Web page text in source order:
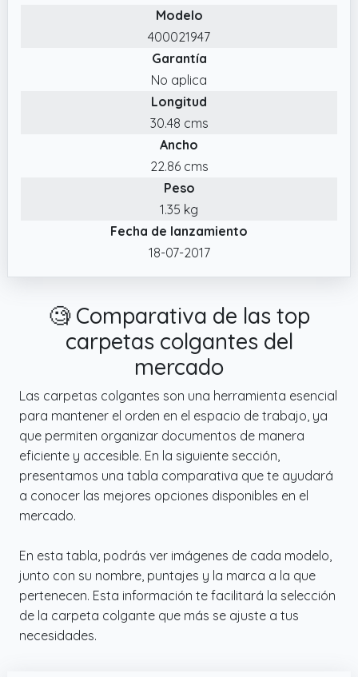
Modelo
400021947
Garantía
No aplica
Longitud
30.48 cms
Ancho
22.86 cms
Peso
1.35 kg
Fecha de lanzamiento
18-07-2017
🧐 Comparativa de las top
carpetas colgantes del
mercado
Las carpetas colgantes son una herramienta esencial
para mantener el orden en el espacio de trabajo, ya
que permiten organizar documentos de manera
eficiente y accesible. En la siguiente sección,
presentamos una tabla comparativa que te ayudará
a conocer las mejores opciones disponibles en el
mercado.
En esta tabla, podrás ver imágenes de cada modelo,
junto con su nombre, puntajes y la marca a la que
pertenecen. Esta información te facilitará la selección
de la carpeta colgante que más se ajuste a tus
necesidades.